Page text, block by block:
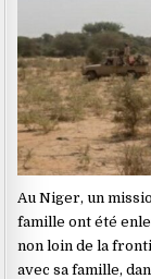
Au Niger, un
famille ont été
non loin de la
avec sa famille,